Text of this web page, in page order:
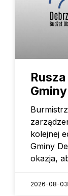
kolejnej
Gminy
okazja,
2026-08-03